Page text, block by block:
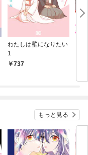
わたしは壁になりたい
1
737
もっと見る